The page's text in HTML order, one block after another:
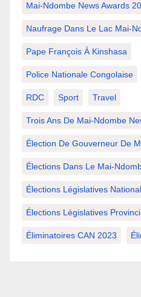
Mai-Ndombe News Awards
Naufrage Dans Le Lac Mai-
Pape François À Kinshasa
Police Nationale Congolaise
RDC Sport Travel
Trois Ans De Mai-Ndombe
Élection De Gouverneur De
Élections Dans Le Mai-
Élections Législatives
Élections Législatives
Éliminatoires CAN 2023